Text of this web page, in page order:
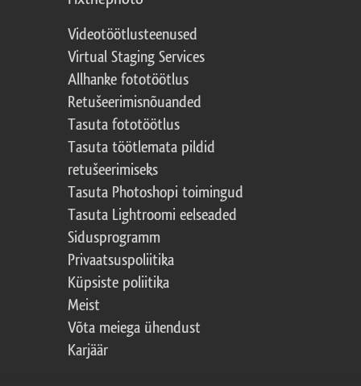
Videotöötlusteenused
Virtual Staging Services
Allhanke fototöötlus
Retušeerimisnõuanded
Tasuta fototöötlus
Tasuta töötlemata pildid
retušeerimiseks
Tasuta Photoshopi toimingud
Tasuta Lightroomi eelseaded
Sidusprogramm
Privaatsuspoliitika
Küpsiste poliitika
Meist
Võta meiega ühendust
Karjäär